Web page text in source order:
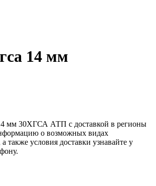
14 мм
мм 30ХГСА АТП c доставкой в регионы
о возможных видах
также условия доставки узнавайте у